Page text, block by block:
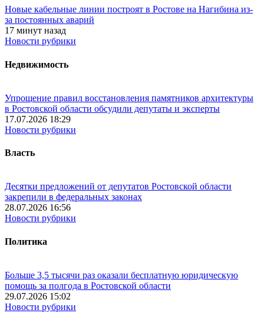
Новые кабельные линии построят в Ростове на Нагибина из-
за постоянных аварий
17 минут назад
Новости рубрики
Недвижимость
Упрощение правил восстановления памятников архитектуры
в Ростовской области обсудили депутаты и эксперты
17.07.2026 18:29
Новости рубрики
Власть
Десятки предложений от депутатов Ростовской области
закрепили в федеральных законах
28.07.2026 16:56
Новости рубрики
Политика
Больше 3,5 тысячи раз оказали бесплатную юридическую
помощь за полгода в Ростовской области
29.07.2026 15:02
Новости рубрики